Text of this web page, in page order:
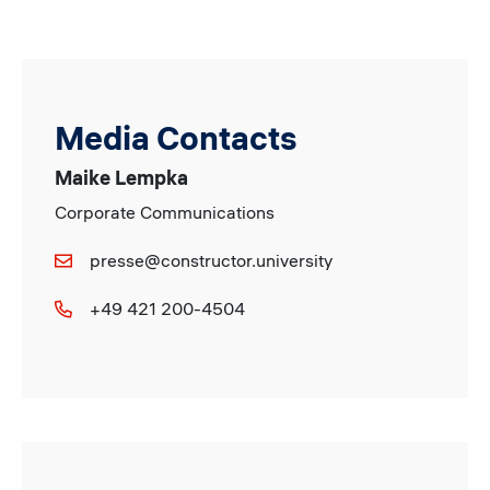
Media Contacts
Maike Lempka
Corporate Communications
presse@constructor.university
+49 421 200-4504